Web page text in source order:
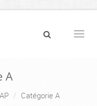
A
Catégorie A